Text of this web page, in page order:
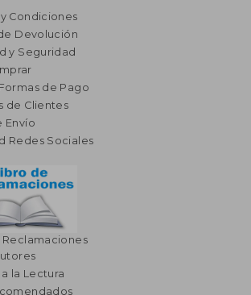
Condiciones
Devolución
y Seguridad
de Pago
de Clientes
Envío
Redes Sociales
Reclamaciones
la Lectura